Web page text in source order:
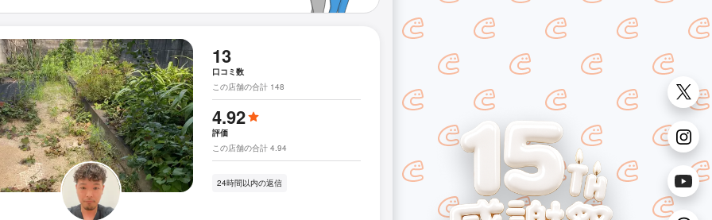
13
口コミ数
この店舗の合計 148
4.92
評価
この店舗の合計 4.94
24時間以内の返信